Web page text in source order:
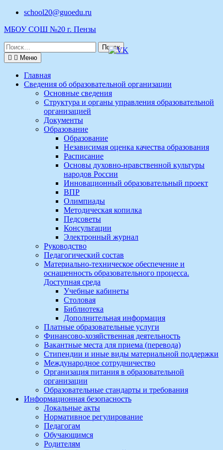
Перейти
содержимому
school20@guoedu.ru
МБОУ СОШ №20 г. Пензы
Поиск
по:
Меню
Главная
Сведения об образовательной организации
Основные сведения
Структура и органы управления образовательной
организацией
Документы
Образование
Образование
Независимая оценка качества образования
Расписание
Основы духовно-нравственной культуры
народов России
Инновационный образовательный проект
ВПР
Олимпиады
Методическая копилка
Педсоветы
Консультации
Электронный журнал
Руководство
Педагогический состав
Материально-техническое обеспечение и
оснащенность образовательного процесса.
Доступная среда
Учебные кабинеты
Столовая
Библиотека
Дополнительная информация
Платные образовательные услуги
Финансово-хозяйственная деятельность
Вакантные места для приема (перевода)
Стипендии и иные виды материальной поддержки
Международное сотрудничество
Организация питания в образовательной
организации
Образовательные стандарты и требования
Информационная безопасность
Локальные акты
Нормативное регулирование
Педагогам
Обучающимся
Родителям